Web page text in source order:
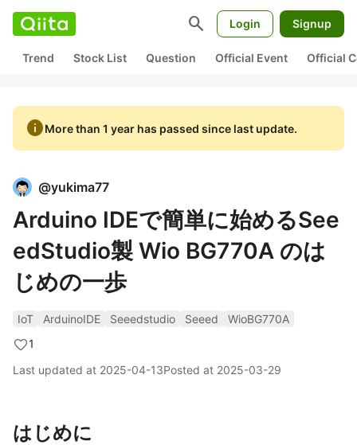
search Login Signup
Trend Stock List Question Official Event Official
infoMore than 1 year has passed since last update.
@yukima77
Arduino IDEで簡単に始めるSee
edStudio製 Wio BG770A のは
じめの一歩
IoT ArduinoIDE Seeedstudio Seeed
WioBG770A
1
Last updated at 2025-04-13Posted at 2025-03-29
はじめに